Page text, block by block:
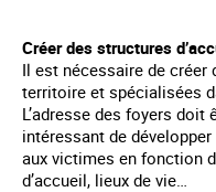
Créer des structures
Il est nécessaire de
territoire et spécialisées
L’adresse des foyers
intéressant de
aux victimes en fonction
d’accueil, lieux de vie…